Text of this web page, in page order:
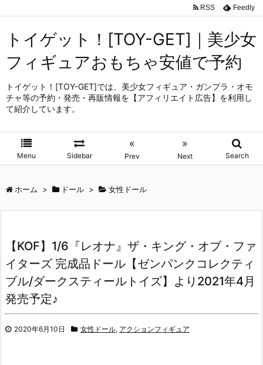
トイゲット！[TOY-GET]｜美少女
フィギュアおもちゃ安値で予約
トイゲット！[TOY-GET]では、美少女フィギュア・ガンプラ・オモ
チャ等の予約・発売・再販情報を【アフィリエイト広告】を利用し
て紹介しています。
Menu Sidebar
«
Prev
»
Next Search
RSS Feedly
ホーム > ドール > 女性ドール
【KOF】1/6『レオナ』ザ・キング・オブ・ファ
イターズ 完成品ドール【ゼンパンクコレクティ
ブル/ダークスティールトイズ】より2021年4月
発売予定♪
2020年6月10日 女性ドール, アクションフィギュア